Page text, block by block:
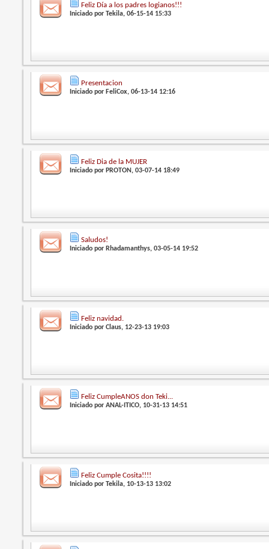
Feliz Día a los padres logianos!!!
Iniciado porTekila, 06-15-14 15:33
Presentacion
Iniciado por FeliCox, 06-13-14 12:16
Feliz Dia de la MUJER
Iniciado por PROTON, 03-07-14 18:49
Saludos!
Iniciado por Rhadamanthys, 03-05-14 19:52
Feliz navidad.
Iniciado porClaus, 12-23-13 19:03
Feliz CumpleANOS don Teki...
Iniciado porANAL-ITICO, 10-31-13 14:51
Feliz Cumple Cosita!!!!
Iniciado porTekila, 10-13-13 13:02